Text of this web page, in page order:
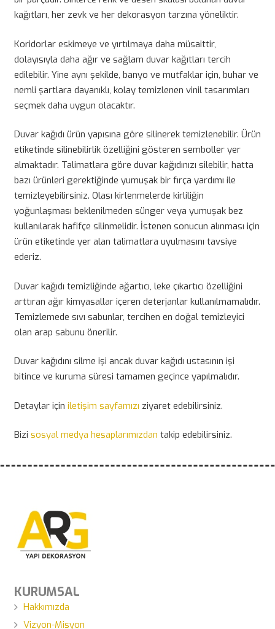
kağıtları, her zevk ve her dekorasyon tarzına yöneliktir.
Koridorlar eskimeye ve yırtılmaya daha müsaittir,
dolayısıyla daha ağır ve sağlam duvar kağıtları tercih
edilebilir. Yine aynı şekilde, banyo ve mutfaklar için, buhar ve
nemli şartlara dayanıklı, kolay temizlenen vinil tasarımları
seçmek daha uygun olacaktır.
Duvar kağıdı ürün yapısına göre silinerek temizlenebilir. Ürün
etiketinde silinebilirlik özelliğini gösteren semboller yer
almaktadır. Talimatlara göre duvar kağıdınızı silebilir, hatta
bazı ürünleri gerektiğinde yumuşak bir fırça yardımı ile
temizleyebilirsiniz. Olası kirlenmelerde kirliliğin
yoğunlaşması beklenilmeden sünger veya yumuşak bez
kullanılarak hafifçe silinmelidir. İstenen sonucun alınması için
ürün etiketinde yer alan talimatlara uyulmasını tavsiye
ederiz.
Duvar kağıdı temizliğinde ağartıcı, leke çıkartıcı özelliğini
arttıran ağır kimyasallar içeren deterjanlar kullanılmamalıdır.
Temizlemede sıvı sabunlar, tercihen en doğal temizleyici
olan arap sabunu önerilir.
Duvar kağıdını silme işi ancak duvar kağıdı ustasının işi
bitince ve kuruma süresi tamamen geçince yapılmalıdır.
Detaylar için iletişim sayfamızı ziyaret edebilirsiniz.
Bizi sosyal medya hesaplarımızdan takip edebilirsiniz.
KURUMSAL
Hakkımızda
Vizyon-Misyon